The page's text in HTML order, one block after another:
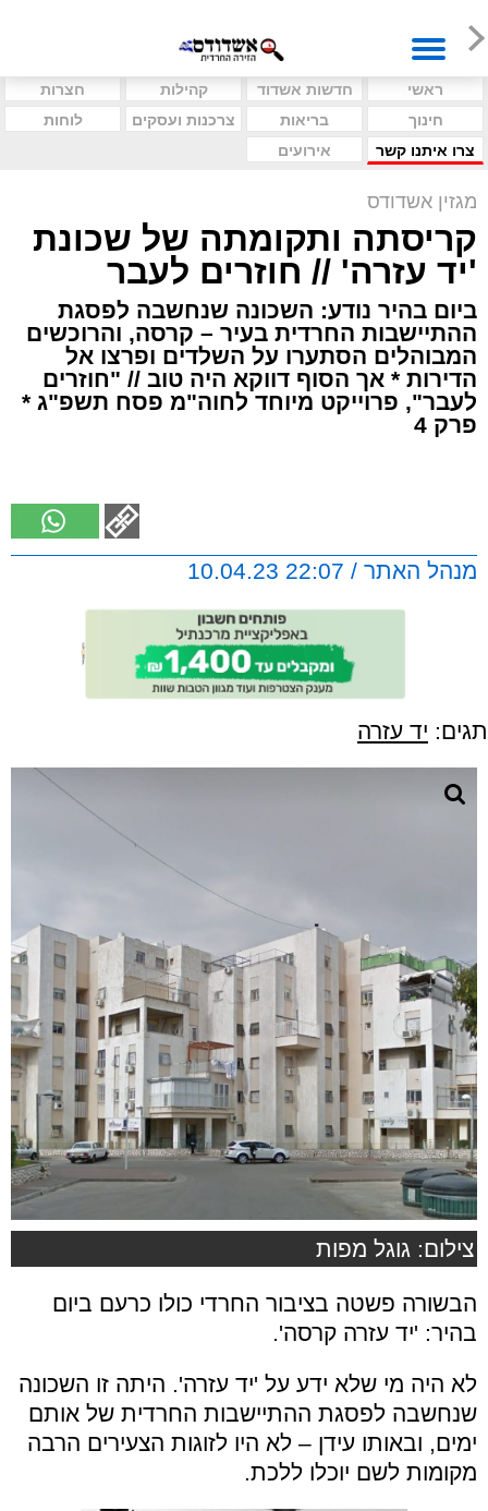
ראשי חדשות אשדוד קהילות
חצרות
חינוך
בריאות צרכנות ועסקים
לוחות
צרו איתנו קשר
אירועים
מגזין אשדודס
קריסתה ותקומתה של שכונת
'יד עזרה' // חוזרים לעבר
ביום בהיר נודע: השכונה שנחשבה לפסגת
ההתיישבות החרדית בעיר – קרסה, והרוכשים
המבוהלים הסתערו על השלדים ופרצו אל
הדירות * אך הסוף דווקא היה טוב // "חוזרים
לעבר", פרוייקט מיוחד לחוה"מ פסח תשפ"ג *
פרק 4
מנהל האתר / 22:07 10.04.23
תגים: יד עזרה
צילום: גוגל מפות
הבשורה פשטה בציבור החרדי כולו כרעם ביום
בהיר: 'יד עזרה קרסה'.
לא היה מי שלא ידע על 'יד עזרה'. היתה זו השכונה
שנחשבה לפסגת ההתיישבות החרדית של אותם
ימים, ובאותו עידן – לא היו לזוגות הצעירים הרבה
מקומות לשם יוכלו ללכת.